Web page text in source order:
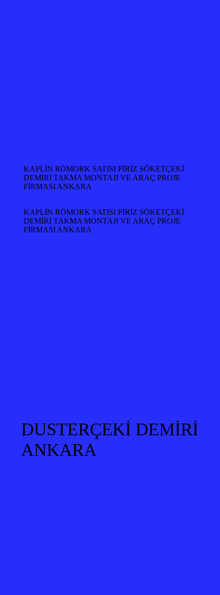
KAPLİN RÖMORK SATISI PİRİZ SÖKETÇEKİ
DEMİRİ TAKMA MONTAJI VE ARAÇ PROJE
FİRMASI ANKARA
KAPLİN RÖMORK SATISI PİRİZ SÖKETÇEKİ
DEMİRİ TAKMA MONTAJI VE ARAÇ PROJE
FİRMASI ANKARA
DUSTERÇEKİ DEMİRİ
ANKARA